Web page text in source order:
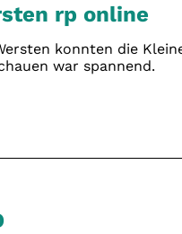
rp online
konnten die
war spannend.